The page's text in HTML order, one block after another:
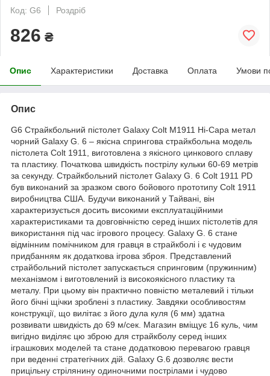
Код: G6
Роздріб
826 ₴
Опис Характеристики Доставка Оплата Умови
Опис
G6 Страйкбольний пістолет Galaxy Colt M1911 Hi-Capa метал
чорний Galaxy G. 6 – якісна спрингова страйкбольна модель
пістолета Colt 1911, виготовлена з якісного цинкового сплаву
та пластику. Початкова швидкість пострілу кульки 60-69 метрів
за секунду. Страйкбольний пістолет Galaxy G. 6 Colt 1911 PD
був виконаний за зразком свого бойового прототипу Colt 1911
виробництва США. Будучи виконаний у Тайвані, він
характеризується досить високими експлуатаційними
характеристиками та довговічністю серед інших пістолетів для
використання під час ігрового процесу. Galaxy G. 6 стане
відмінним помічником для гравця в страйкболі і є чудовим
придбанням як додаткова ігрова зброя. Представлений
страйбольний пістолет запускається спринговим (пружинним)
механізмом і виготовлений із високоякісного пластику та
металу. При цьому він практично повністю металевий і тільки
його бічні щічки зроблені з пластику. Завдяки особливостям
конструкції, що вилітає з його дула куля (6 мм) здатна
розвивати швидкість до 69 м/сек. Магазин вміщує 16 куль, чим
вигідно виділяє цю зброю для страйкболу серед інших
іграшкових моделей та стане додатковою перевагою гравця
при веденні стратегічних дій. Galaxy G.6 дозволяє вести
прицільну стрілянину одиночними пострілами і чудово